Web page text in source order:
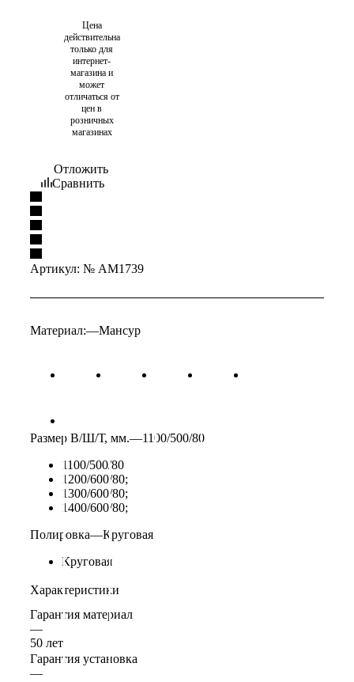
Цена
действительна
только для
интернет-
магазина и
может
отличаться от
цен в
розничных
магазинах
Отложить
Сравнить
Артикул: № AM1739
Материал:—Мансур
Размер В/Ш/Т, мм.—1100/500/80
1100/500/80
1200/600/80;
1300/600/80;
1400/600/80;
Полировка—Круговая
Круговая
Характеристики
Гарантия материал
—
50 лет
Гарантия установка
—